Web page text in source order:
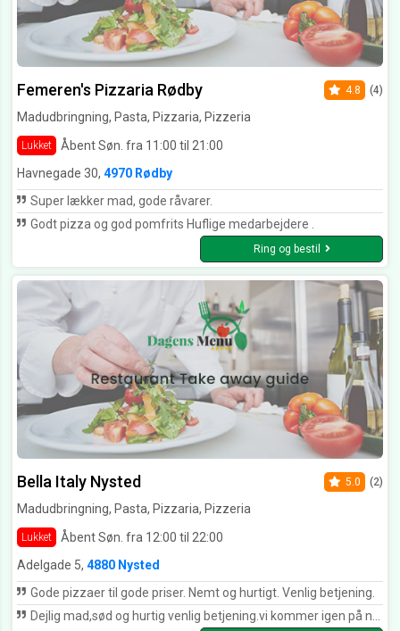
Femeren's Pizzaria Rødby
Madudbringning, Pasta, Pizzaria, Pizzeria
Lukket Åbent Søn. fra 11:00 til 21:00
4.8 (4)
Havnegade 30, 4970 Rødby
Super lækker mad, gode råvarer.
Godt pizza og god pomfrits Huflige medarbejdere .
Ring og bestil
Bella Italy Nysted
Madudbringning, Pasta, Pizzaria, Pizzeria
Lukket Åbent Søn. fra 12:00 til 22:00
5.0 (2)
Adelgade 5, 4880 Nysted
Gode pizzaer til gode priser. Nemt og hurtigt. Venlig betjening.
Dejlig mad,sød og hurtig venlig betjening.vi kommer igen på næste ferie.